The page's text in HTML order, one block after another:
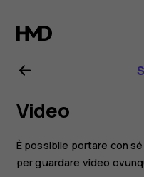
Manuale
d’uso
del
Nokia
Video
È possibile portare con
per guardare video